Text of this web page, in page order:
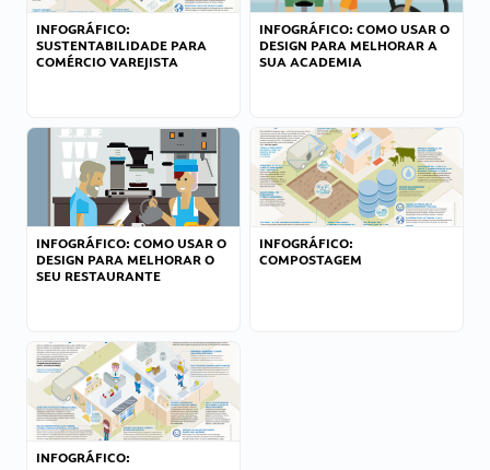
INFOGRÁFICO:
SUSTENTABILIDADE PARA
COMÉRCIO VAREJISTA
INFOGRÁFICO: COMO USAR O
DESIGN PARA MELHORAR A
SUA ACADEMIA
INFOGRÁFICO: COMO USAR O
DESIGN PARA MELHORAR O
SEU RESTAURANTE
INFOGRÁFICO:
COMPOSTAGEM
INFOGRÁFICO: